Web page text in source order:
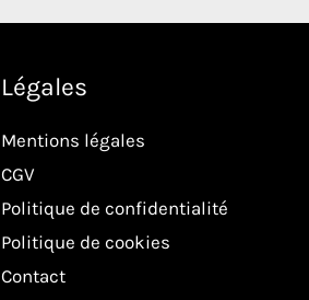
Légales
Mentions légales
CGV
Politique de confidentialité
Politique de cookies
Contact